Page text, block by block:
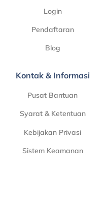
Login
Pendaftaran
Blog
Kontak & Informasi
Pusat Bantuan
Syarat & Ketentuan
Kebijakan Privasi
Sistem Keamanan